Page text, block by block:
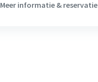
Meer informatie & reservatie